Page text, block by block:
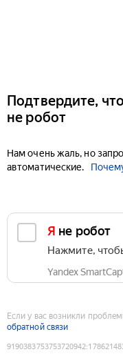
Подтвердите,
не робот
Нам очень жаль, но
автоматические.
Я не робот
Нажмите,
Yandex
Если у вас возникли
обратной связи
9190383753753720942: